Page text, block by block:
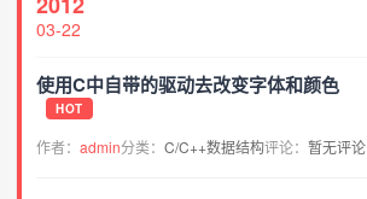
03-22
使用C中自带的驱动去改变字体和颜色
HOT
作者：admin分类：C/C++数据结构评论：暂无评论